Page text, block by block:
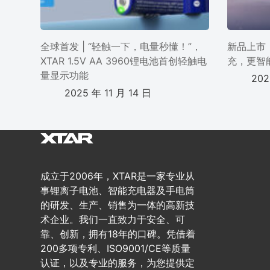
全球首发 | “轻触一下，电量秒懂！”，
XTAR 1.5V AA 3960锂电池首创轻触电
量显示功能
2025 年 11 月 14 日
新品上市
充，更智
成立于2006年，XTAR是一家专业从
事锂离子电池、智能充电器及手电筒
的研发、生产、销售为一体的高新技
术企业。我们一直致力于安全、可
靠、创新，拥有18年的口碑。凭借着
200多项专利、ISO9001/CE等质量
认证，以及专业的服务，为您提供定